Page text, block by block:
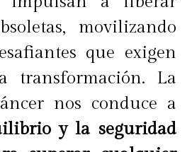
lo mundanoen algo
el conocimiento
rigen esta realidad,
a comprender un
funciona esta
al servicio del
movilizando
que exigen
transformación. La
nos conduce a
y la seguridad